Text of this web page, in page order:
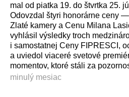
mal od piatka 19. do štvrtka 25.
Odovzdal štyri honorárne ceny
Zlaté kamery a Cenu Milana
vyhlásil výsledky troch
i samostatnej Ceny FIPRESCI,
a uviedol viaceré svetové
momentov, ktoré stáli za
minulý mesiac